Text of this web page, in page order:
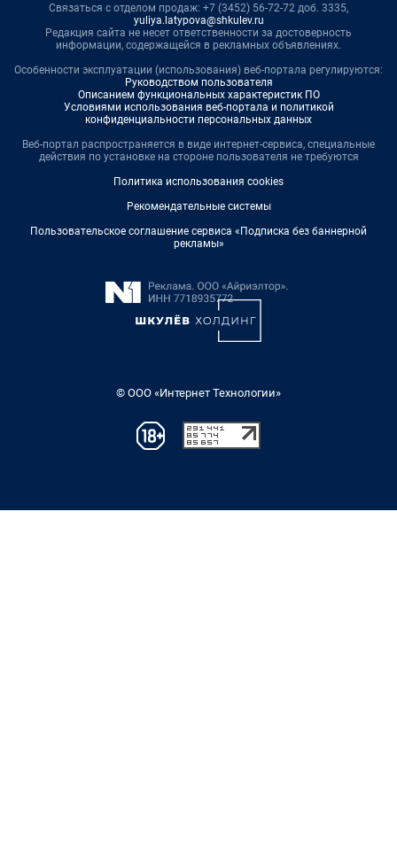
Связаться с отделом продаж: +7 (3452) 56-72-72 доб. 3335,
yuliya.latypova@shkulev.ru
Редакция сайта не несет ответственности за достоверность
информации, содержащейся в рекламных объявлениях.
Особенности эксплуатации (использования) веб-портала регулируются:
Руководством пользователя
Описанием функциональных характеристик ПО
Условиями использования веб-портала и политикой
конфиденциальности персональных данных
Веб-портал распространяется в виде интернет-сервиса, специальные
действия по установке на стороне пользователя не требуются
Политика использования cookies
Рекомендательные системы
Пользовательское соглашение сервиса «Подписка без баннерной
рекламы»
© ООО «Интернет Технологии»